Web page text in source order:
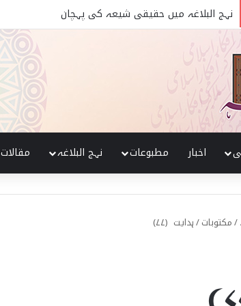
تربیت اولاد کے بنیادی اصول نہج البلاغہ کی روشنی میں
اخبار مطبوعات نہج البلاغہ مقالات
/مکتوبات/ہدایت (۷۷)